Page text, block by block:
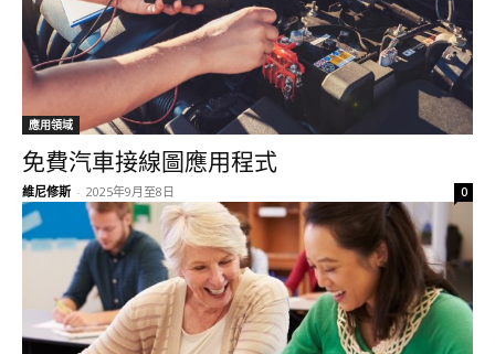
應用領域
免費汽車接線圖應用程式
維尼修斯 - 2025年9月至8日 0